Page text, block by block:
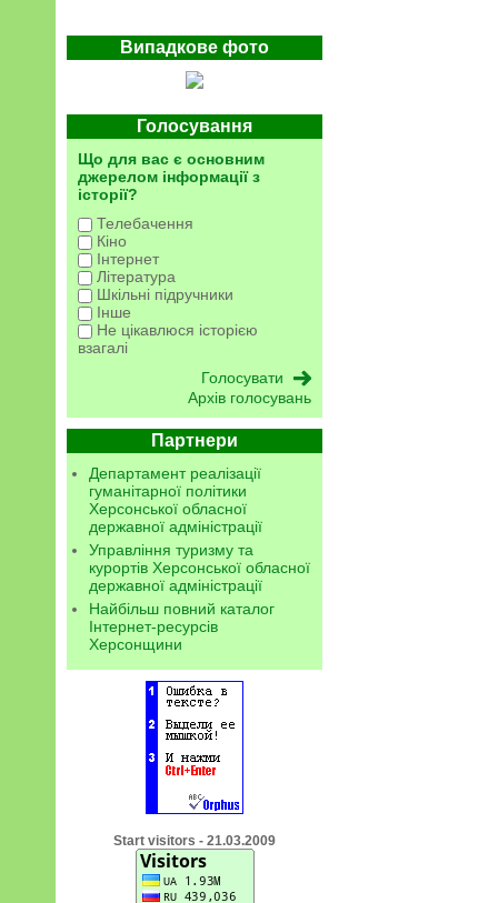
Випадкове фото
Голосування
Що для вас є основним
джерелом інформації з
історії?
Телебачення
Кіно
Інтернет
Література
Шкільні підручники
Інше
Не цікавлюся історією
взагалі
Архів голосувань
Партнери
Департамент реалізації
гуманітарної політики
Херсонської обласної
державної адміністрації
Управління туризму та
курортів Херсонської обласної
державної адміністрації
Найбільш повний каталог
Інтернет-ресурсів
Херсонщини
Start visitors - 21.03.2009